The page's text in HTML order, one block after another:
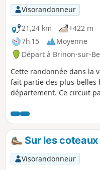
Visorandonneur
21,24 km
+422 m
7h 15
Moyenne
Départ à Brinon-sur-
Cette randonnée dans la
fait partie des plus belles
département. Ce circuit
Grenois, de Hubans et le
Asnan. Il offre des points
beauté surtout au
campagne est fleurie.
Sur les
Visorandonneur